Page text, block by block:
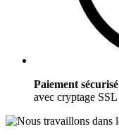
Paiement sécurisé
avec cryptage SSL